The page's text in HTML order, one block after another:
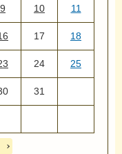
9 10 11
17 18
24 25
31